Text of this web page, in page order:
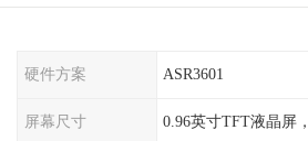
硬件方案 ASR3601
屏幕尺寸 0.96英寸TFT液晶屏